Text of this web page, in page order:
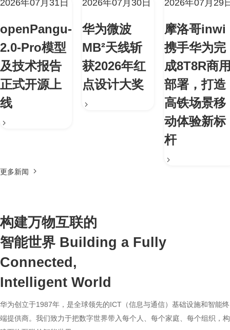
2026年07月31日
openPangu-
2.0-Pro模型
及技术报告
正式开源上
线
2026年07月30日
华为微波
MB²天线斩
获2026年红
点设计大奖
2026年07月29
摩洛哥inwi
携手华为完
成8T8R商
部署，打造
高铁场景移
动体验新标
杆
更多新闻
构建万物互联的
智能世界 Building a Fully
Connected,
Intelligent World
华为创立于1987年，是全球领先的ICT（信息与通信）基础设施和智能终
端提供商。我们致力于把数字世界带入每个人、每个家庭、每个组织，构